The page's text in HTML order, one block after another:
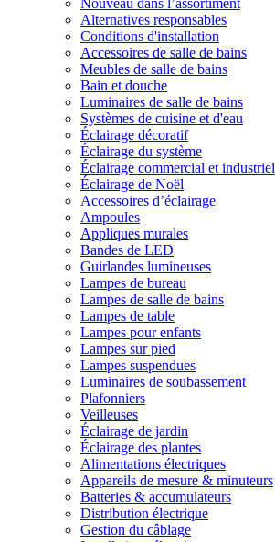
Nouveau dans l’assortiment
Alternatives responsables
Conditions d'installation
Accessoires de salle de bains
Meubles de salle de bains
Bain et douche
Luminaires de salle de bains
Systèmes de cuisine et d'eau
Éclairage décoratif
Éclairage du système
Éclairage commercial et industriel
Éclairage de Noël
Accessoires d’éclairage
Ampoules
Appliques murales
Bandes de LED
Guirlandes lumineuses
Lampes de bureau
Lampes de salle de bains
Lampes de table
Lampes pour enfants
Lampes sur pied
Lampes suspendues
Luminaires de soubassement
Plafonniers
Veilleuses
Éclairage de jardin
Éclairage des plantes
Alimentations électriques
Appareils de mesure & minuteurs
Batteries & accumulateurs
Distribution électrique
Gestion du câblage